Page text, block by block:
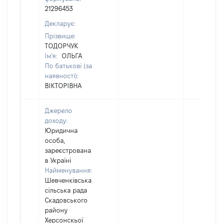
21296453
Декларує:
Прізвище:
ТОДОРЧУК
Ім'я:
ОЛЬГА
По батькові (за
наявності):
ВІКТОРІВНА
Джерело
доходу:
Юридична
особа,
зареєстрована
в Україні
Найменування:
Шевченківська
сільська рада
Скадовського
району
Херсонскьої